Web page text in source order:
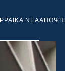
ΝΕΑΑΠΟΨΗ